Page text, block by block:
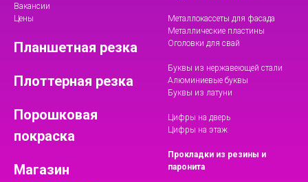
Вакансии
Цены
Планшетная резка
Плоттерная резка
Порошковая
покраска
Магазин
Металлокассеты для фасада
Металлические пластины
Оголовки для свай
Буквы из нержавеющей стали
Алюминиевые буквы
Буквы из латуни
Цифры на дверь
Цифры на этаж
Прокладки из резины и
паронита